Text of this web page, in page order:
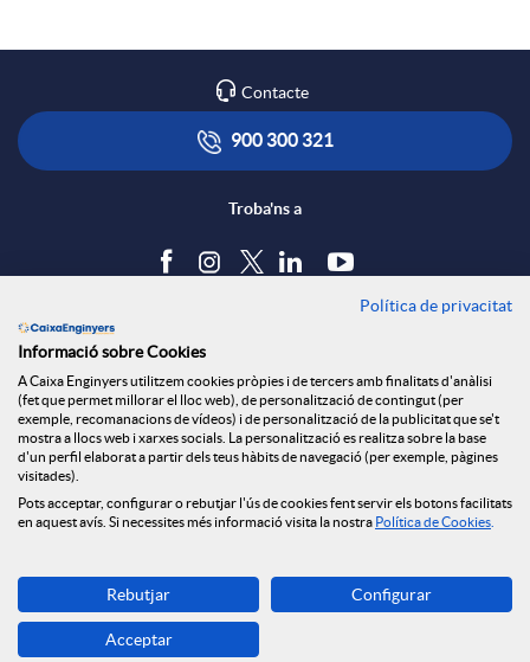
Contacte
900 300 321
Troba'ns a
Política de cookies
Avís legal
Seguretat Online
Canal denúncies
Descarrega-la ara
Banca MOBILE
© Grup Caixa Enginyers 2026
Política de privacitat
Informació sobre Cookies
A Caixa Enginyers utilitzem cookies pròpies i de tercers amb finalitats d'anàlisi
(fet que permet millorar el lloc web), de personalització de contingut (per
exemple, recomanacions de vídeos) i de personalització de la publicitat que se't
mostra a llocs web i xarxes socials. La personalització es realitza sobre la base
d'un perfil elaborat a partir dels teus hàbits de navegació (per exemple, pàgines
visitades).
Pots acceptar, configurar o rebutjar l'ús de cookies fent servir els botons facilitats
en aquest avís. Si necessites més informació visita la nostra Política de Cookies
Rebutjar Configurar
Acceptar